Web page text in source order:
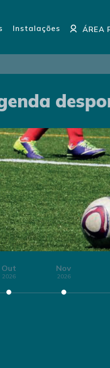
Instalações ÁREA
Out
2026
Nov
2026